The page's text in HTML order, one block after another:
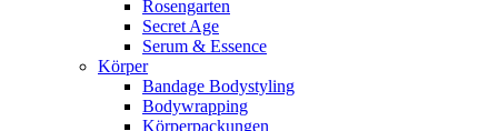
Rosengarten
Secret Age
Serum & Essence
Körper
Bandage Bodystyling
Bodywrapping
Körperpackungen